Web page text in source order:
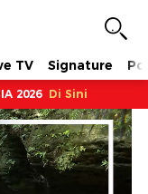
TV Signature
2026 Di Sini